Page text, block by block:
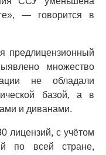
— говорится в
предлицензионный
множество
не обладали
базой, а в
и диванами.
лицензий, с учётом
по всей стране,